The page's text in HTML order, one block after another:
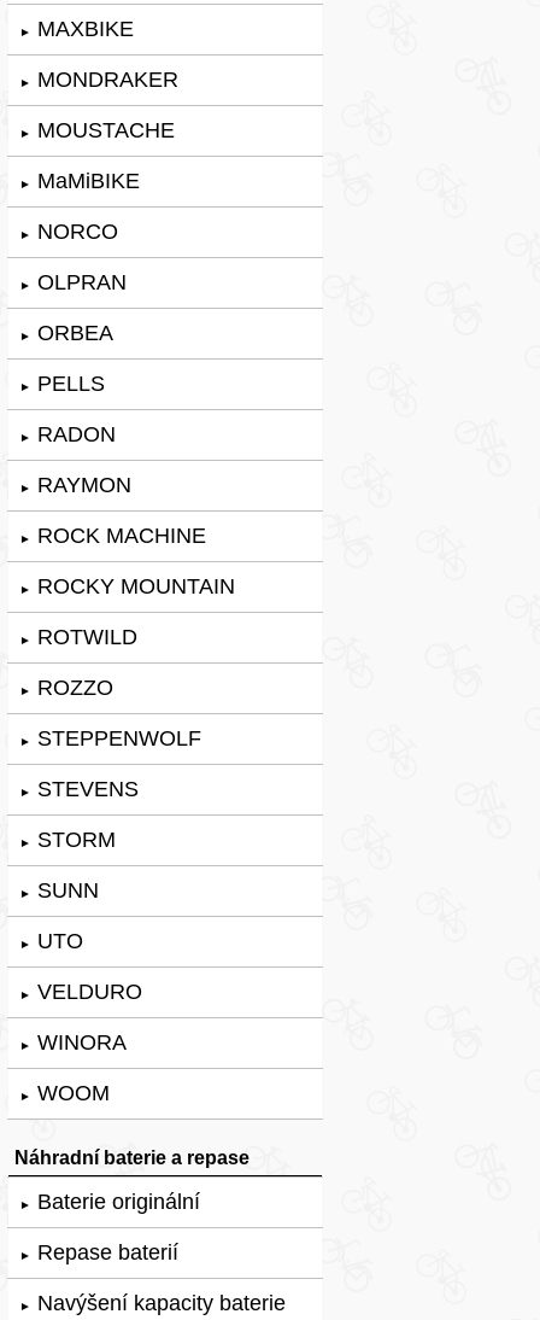
► MAXBIKE
► MONDRAKER
► MOUSTACHE
► MaMiBIKE
► NORCO
► OLPRAN
► ORBEA
► PELLS
► RADON
► RAYMON
► ROCK MACHINE
► ROCKY MOUNTAIN
► ROTWILD
► ROZZO
► STEPPENWOLF
► STEVENS
► STORM
► SUNN
► UTO
► VELDURO
► WINORA
► WOOM
Náhradní baterie a repase
► Baterie originální
► Repase baterií
► Navýšení kapacity baterie